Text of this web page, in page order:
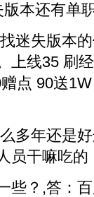
本还有单
迷失版本
上线35 刷
点 90送
多年还是
员干嘛吃的
些？,答：